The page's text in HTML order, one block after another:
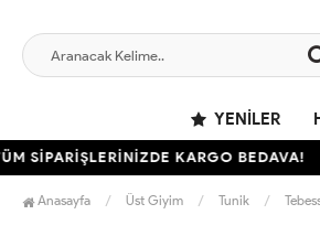
YENILER
SİPARİŞLERİNİZDE KARGO BEDAVA!
Anasayfa Üst Giyim Tunik